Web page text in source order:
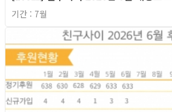
기간 : 7월